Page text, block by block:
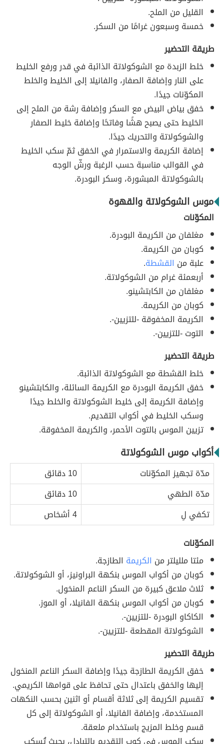
القليل من الملح.
خمسة وسبعون غرامًا من السكر.
طريقة التحضير
خلط الزبدة مع الشوكولاتة الذائبة في قدر ورفع الخليط
على النار وإضافة الصفار، والفانيلا إلى الخليط والخلط
المكوّنات جيدًا.
خفق بياض البيض مع السكر وإضافة رشة من الملح إلى
الخليط حتى يصبح هشًا وفاتحًا وإضافة خليط الصفار
والشوكولاتة والتحريك جيدًا.
إضافة الكريمة والاستمرار في الخفق ثمّ سكب الخليط
في القوالب مناسبة حسب الرغبة ورشّ الوجه
بالشوكولاتة المبشورة، وسكر البودرة.
موس الشوكولاتة والقهوة
المكوّنات
مغلفان من الكريمة البودرة.
كوبان من الكريمة.
علبة من القشطة.
أربعمئة غرام من الشوكولاتة.
مغلفان من الكابتشينو.
كوبان من الكريمة.
الكريمة المخفوقة -للتزيين-.
التوت -للتزيين-.
طريقة التحضير
خلط القشطة مع الشوكولاتة الذائبة.
خفق الكريمة البودرة مع الكريمة السائلة، والكابتشينو
وإضافة الكريمة إلى خليط الشوكولاتة والخلط جيدًا
وسكب الخليط في أكواب التقديم.
تزيين الموس بالتوت الأحمر، والكريمة المخفوقة.
أكواب موس الشوكولاتة
مدّة تجهيز المكوّنات
10 دقائق
مدّة الطهي
10 دقائق
تكفي لِ
4 أشخاص
المكوّنات
مئتا ملليلتر من الكريمة الطازجة.
كوبان من أكواب الموس بنكهة البراونيز، أو الشوكولاتة.
ثلاث ملاعق كبيرة من السكر الناعم المنخول.
كوبان من أكواب الموس بنكهة الفانيلا، أو الموز.
الكاكاو البودرة -للتزيين-.
الشوكولاتة المقطعة -للتزيين-.
طريقة التحضير
خفق الكريمة الطازجة جيدًا وإضافة السكر الناعم المنخول
إليها والخفق باعتدال حتى تحافظ على قوامها الكريمي.
تقسيم الكريمة إلى ثلاثة أقسام أو اثنين بحسب النكهات
المستخدمة، وإضافة الفانيلا، أو الشوكولاتة إلى كل
قسم وخلط المزيج باستخدام ملعقة.